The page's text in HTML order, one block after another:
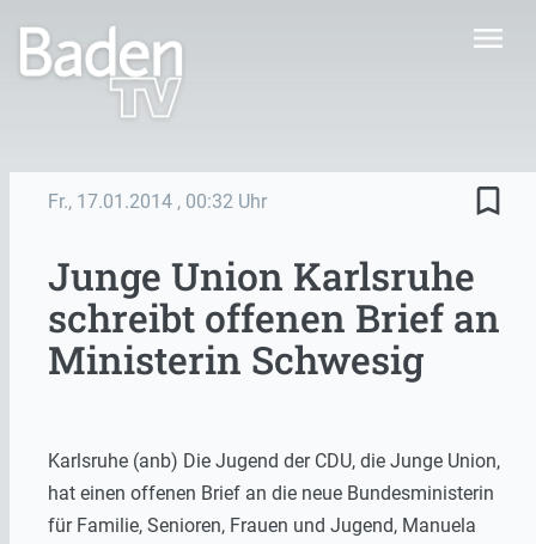
menu
Fr., 17.01.2014 , 00:32 Uhr bookmark_border
Junge Union Karlsruhe
schreibt offenen Brief an
Ministerin Schwesig
Karlsruhe (anb) Die Jugend der CDU, die Junge Union,
hat einen offenen Brief an die neue Bundesministerin
für Familie, Senioren, Frauen und Jugend, Manuela